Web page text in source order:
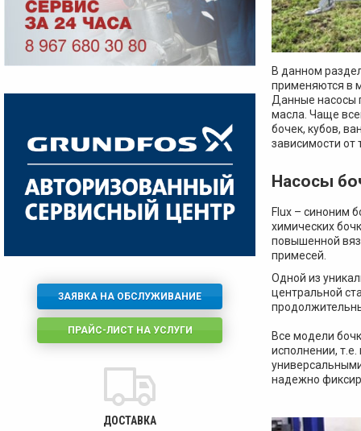
В данном
применяются в
Данные насосы
масла. Чаще
бочек, кубов,
зависимости от
Насосы
Flux – синоним
химических
повышенной
примесей.
Одной из
центральной
Все модели
исполнении,
надежно
ЗАЯВКА НА ОБСЛУЖИВАНИЕ
ПРАЙС-ЛИСТ НА УСЛУГИ
ДОСТАВКА